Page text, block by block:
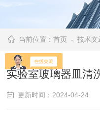
当前位置：首页 -技术文
实验室玻璃器皿清
更新时间：2024-04-24